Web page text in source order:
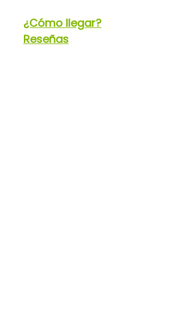
¿Cómo llegar?
Reseñas